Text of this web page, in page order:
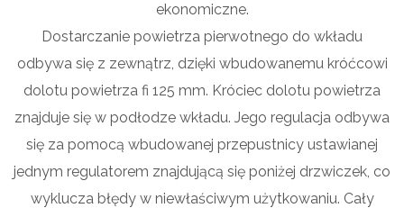
ekonomiczne.
Dostarczanie powietrza pierwotnego do wkładu
odbywa się z zewnątrz, dzięki wbudowanemu króćcowi
dolotu powietrza fi 125 mm. Króciec dolotu powietrza
znajduje się w podłodze wkładu. Jego regulacja odbywa
się za pomocą wbudowanej przepustnicy ustawianej
jednym regulatorem znajdującą się poniżej drzwiczek, co
wyklucza błędy w niewłaściwym użytkowaniu. Cały